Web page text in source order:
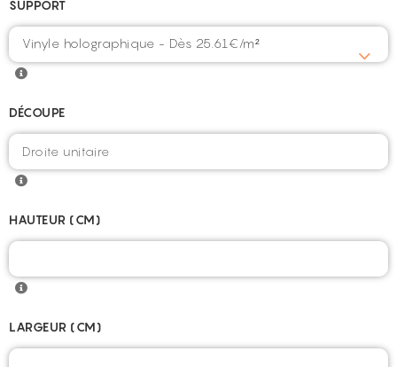
SUPPORT
Vinyle holographique - Dès 25.61€/m²
DÉCOUPE
HAUTEUR (CM)
LARGEUR (CM)